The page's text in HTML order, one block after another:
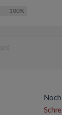
100%